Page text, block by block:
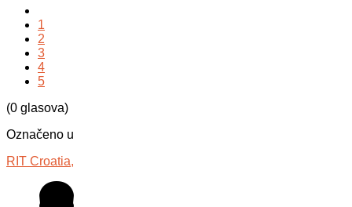
1
2
3
4
5
(0 glasova)
Označeno u
RIT Croatia,